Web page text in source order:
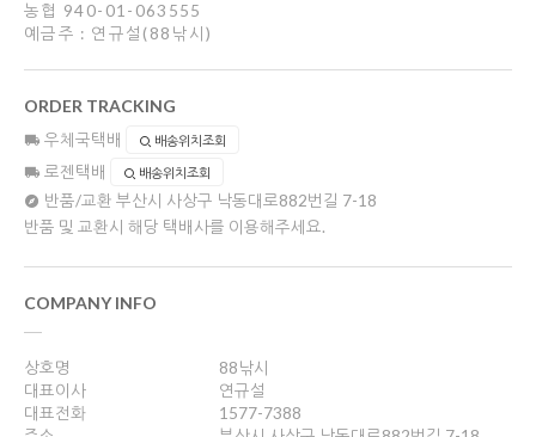
농협 940-01-063555
예금주 : 연규설(88낚시)
ORDER TRACKING
우체국택배 배송위치조회
로젠택배 배송위치조회
반품/교환 부산시 사상구 낙동대로882번길 7-18
반품 및 교환시 해당 택배사를 이용해주세요.
COMPANY INFO
상호명
88낚시
대표이사
연규설
대표전화
1577-7388